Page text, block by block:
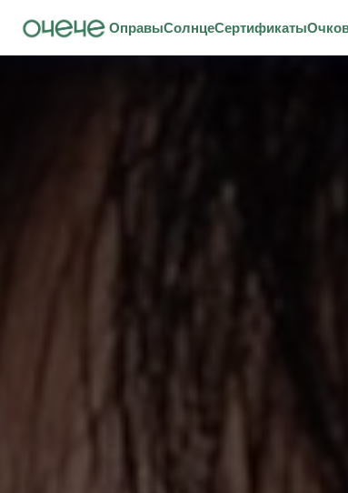
ОправыСолнцеСертификаты